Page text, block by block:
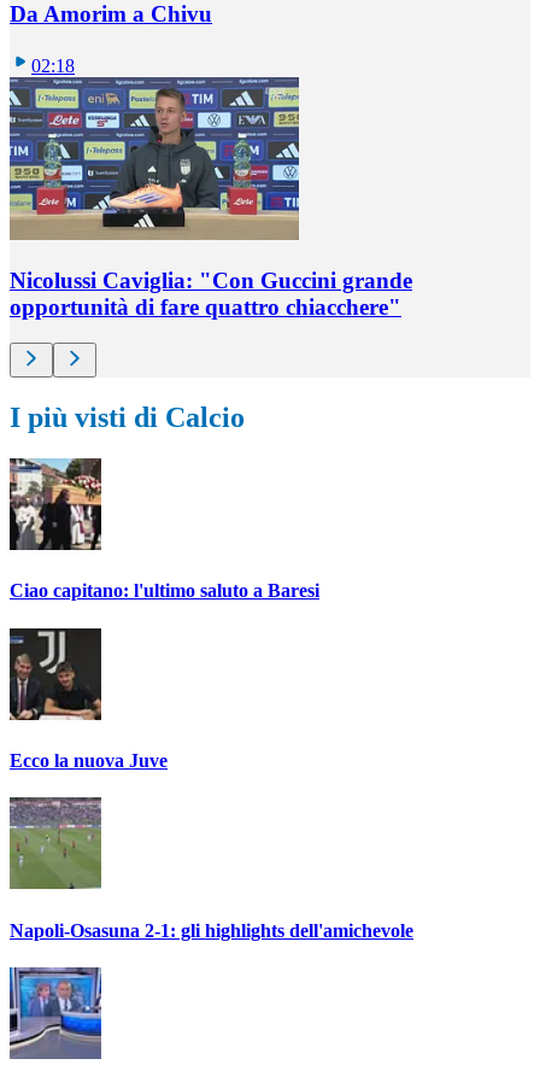
Da Amorim a Chivu
02:18
Nicolussi Caviglia: "Con Guccini grande
opportunità di fare quattro chiacchere"
I più visti di Calcio
Ciao capitano: l'ultimo saluto a Baresi
Ecco la nuova Juve
Napoli-Osasuna 2-1: gli highlights dell'amichevole